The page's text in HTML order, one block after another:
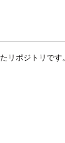
ポジトリです。